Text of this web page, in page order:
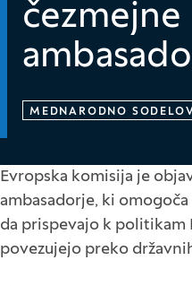
čezmejne
MEDNARODNO
Evropska komisija je
ambasadorje, ki
da prispevajo k politikam
povezujejo preko